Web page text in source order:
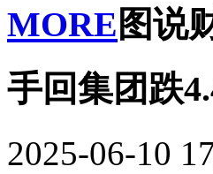
MORE 图说
手回集团跌
2025-06-10